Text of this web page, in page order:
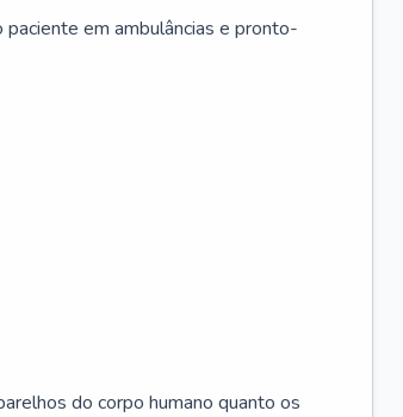
em ambulâncias e pronto-
do corpo humano quanto os